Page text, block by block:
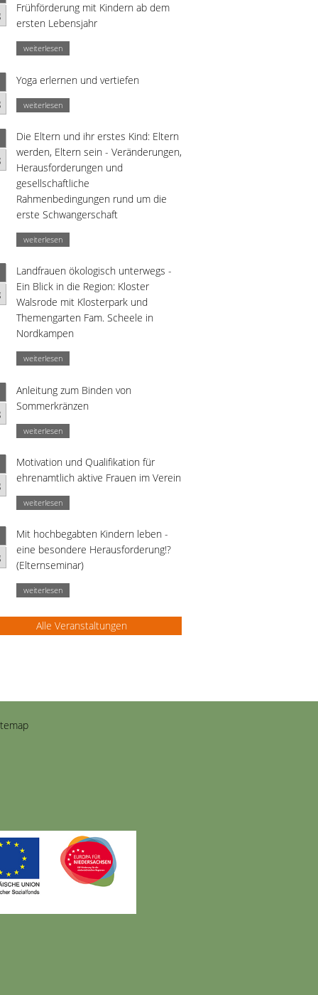
Frühförderung mit Kindern ab dem
ersten Lebensjahr
weiterlesen
Yoga erlernen und vertiefen
weiterlesen
Die Eltern und ihr erstes Kind: Eltern
werden, Eltern sein - Veränderungen,
Herausforderungen und
gesellschaftliche
Rahmenbedingungen rund um die
erste Schwangerschaft
weiterlesen
Landfrauen ökologisch unterwegs -
Ein Blick in die Region: Kloster
Walsrode mit Klosterpark und
Themengarten Fam. Scheele in
Nordkampen
weiterlesen
Anleitung zum Binden von
Sommerkränzen
weiterlesen
Motivation und Qualifikation für
ehrenamtlich aktive Frauen im Verein
weiterlesen
Mit hochbegabten Kindern leben -
eine besondere Herausforderung!?
(Elternseminar)
weiterlesen
Alle Veranstaltungen